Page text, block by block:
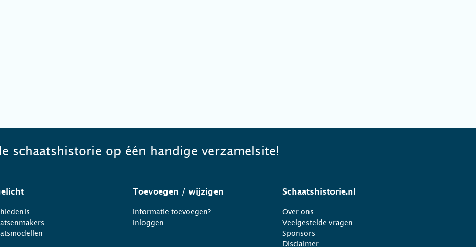
schaatshistorie op één handige verzamelsite!
Toevoegen / wijzigen
Informatie toevoegen?
Inloggen
Schaatshistorie.nl
Over ons
Veelgestelde vragen
Sponsors
Disclaimer